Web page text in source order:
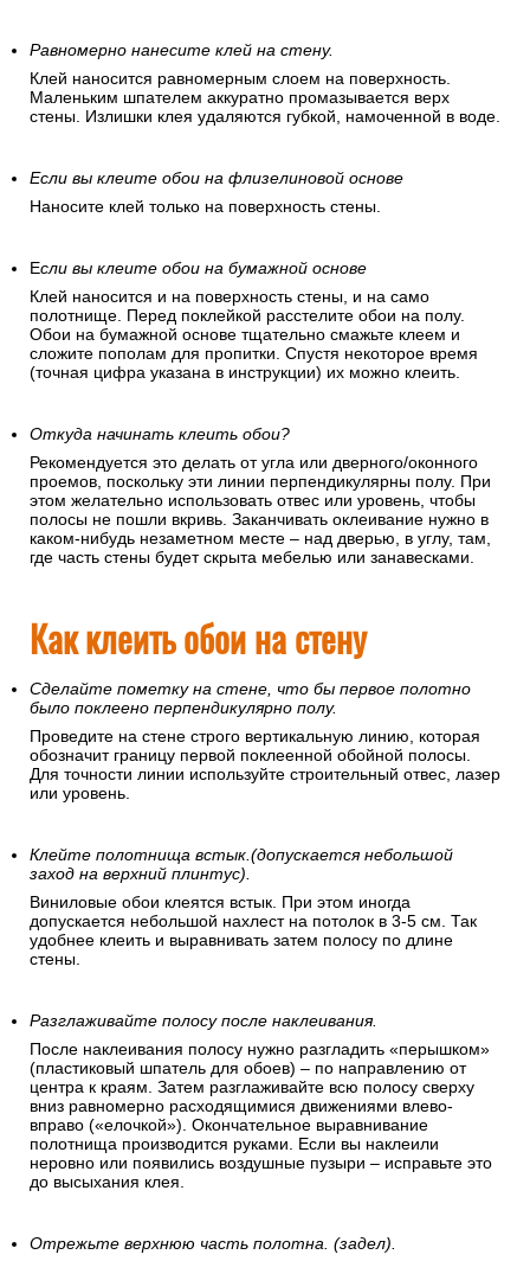
Равномерно нанесите клей на стену.
Клей наносится равномерным слоем на поверхность.
Маленьким шпателем аккуратно промазывается верх
стены. Излишки клея удаляются губкой, намоченной в воде.
Если вы клеите обои на флизелиновой основе
Наносите клей только на поверхность стены.
Если вы клеите обои на бумажной основе
Клей наносится и на поверхность стены, и на само
полотнище. Перед поклейкой расстелите обои на полу.
Обои на бумажной основе тщательно смажьте клеем и
сложите пополам для пропитки. Спустя некоторое время
(точная цифра указана в инструкции) их можно клеить.
Откуда начинать клеить обои?
Рекомендуется это делать от угла или дверного/оконного
проемов, поскольку эти линии перпендикулярны полу. При
этом желательно использовать отвес или уровень, чтобы
полосы не пошли вкривь. Заканчивать оклеивание нужно в
каком-нибудь незаметном месте – над дверью, в углу, там,
где часть стены будет скрыта мебелью или занавесками.
Как клеить обои на стену
Сделайте пометку на стене, что бы первое полотно
было поклеено перпендикулярно полу.
Проведите на стене строго вертикальную линию, которая
обозначит границу первой поклеенной обойной полосы.
Для точности линии используйте строительный отвес, лазер
или уровень.
Клейте полотнища встык.(допускается небольшой
заход на верхний плинтус).
Виниловые обои клеятся встык. При этом иногда
допускается небольшой нахлест на потолок в 3-5 см. Так
удобнее клеить и выравнивать затем полосу по длине
стены.
Разглаживайте полосу после наклеивания.
После наклеивания полосу нужно разгладить «перышком»
(пластиковый шпатель для обоев) – по направлению от
центра к краям. Затем разглаживайте всю полосу сверху
вниз равномерно расходящимися движениями влево-
вправо («елочкой»). Окончательное выравнивание
полотнища производится руками. Если вы наклеили
неровно или появились воздушные пузыри – исправьте это
до высыхания клея.
Отрежьте верхнюю часть полотна. (задел).